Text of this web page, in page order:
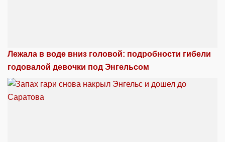
Лежала в воде вниз головой: подробности гибели
годовалой девочки под Энгельсом